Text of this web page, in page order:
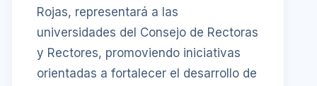
Rojas, representará a las
universidades del Consejo de Rectoras
y Rectores, promoviendo iniciativas
orientadas a fortalecer el desarrollo de